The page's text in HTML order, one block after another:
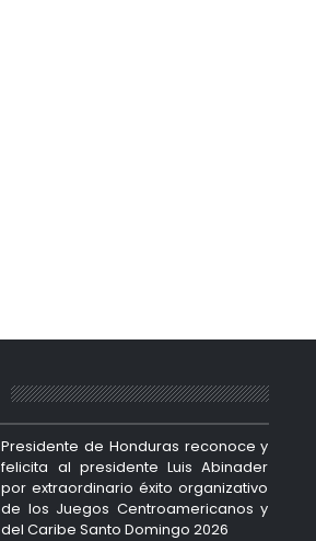
Presidente de Honduras reconoce y
felicita al presidente Luis Abinader
por extraordinario éxito organizativo
de los Juegos Centroamericanos y
del Caribe Santo Domingo 2026